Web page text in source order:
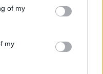
of my
my
šalies
kilo „paskolų